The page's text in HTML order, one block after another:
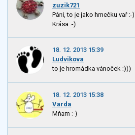
zuzik721
Páni, to je jako hrnečku vař :-
Krása :-)
18. 12. 2013 15:39
Ludvikova
to je hromádka vánoček :)))
18. 12. 2013 15:38
Varda
Mňam :-)